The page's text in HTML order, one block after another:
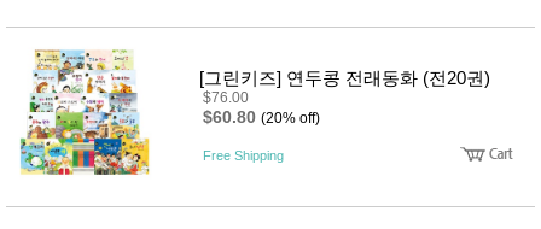
외출용
품
건강/미
용/식기
용품
성장발
달교육
용품
패
[그린키즈] 연두콩 전래동화 (전20권)
$76.00
$60.80 (20% off)
Free Shipping